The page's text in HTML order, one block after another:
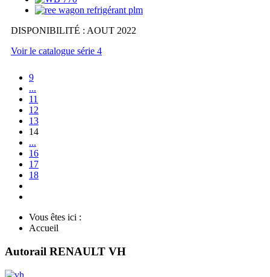
DISPONIBILITÉ : AOUT 2022
Voir le catalogue série 4
9
...
11
12
13
14
...
16
17
18
Vous êtes ici :
Accueil
Autorail RENAULT VH